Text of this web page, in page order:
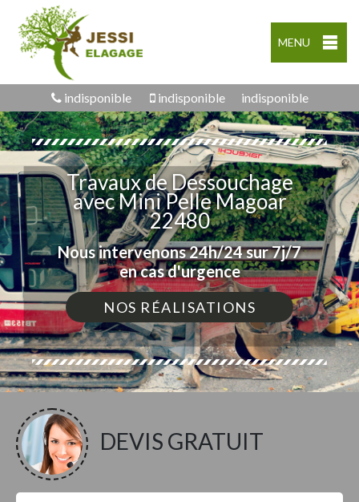
MENU
indisponible indisponible indisponible
Travaux de Dessouchage
avec Mini Pelle Magoar
22480
Nous intervenons 24h/24 sur 7j/7
en cas d'urgence
NOS RÉALISATIONS
DEVIS GRATUIT